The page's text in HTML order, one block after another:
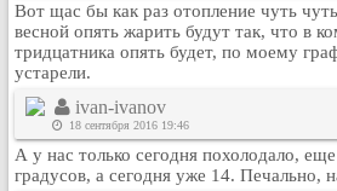
Кулинария
Физкультура и спорт
Видео и Кино
Авто. Мото.
Космос
Домашние питомцы
Вот щас бы как раз отопление чуть
весной опять жарить будут так, что в
тридцатника опять будет, по моему
устарели.
ivan-ivanov
18 сентября 2016 19:46
А у нас только сегодня похолодало,
градусов, а сегодня уже 14. Печально,